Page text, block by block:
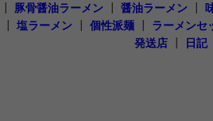
豚骨醤油ラーメン 醤油ラーメン
塩ラーメン 個性派麺 ラーメンセ
発送店
日記